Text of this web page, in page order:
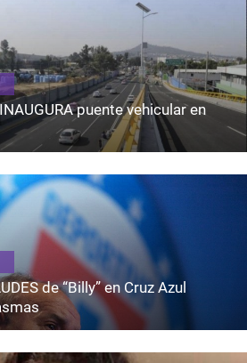
puente vehicular en
de “Billy” en Cruz Azul